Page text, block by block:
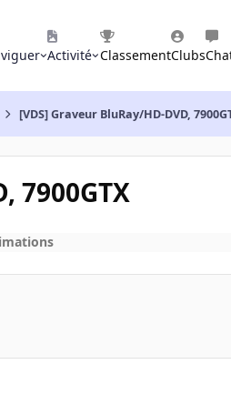
Activité ClassementClubs
[VDS] Graveur BluRay/HD-DVD,
7900GTX